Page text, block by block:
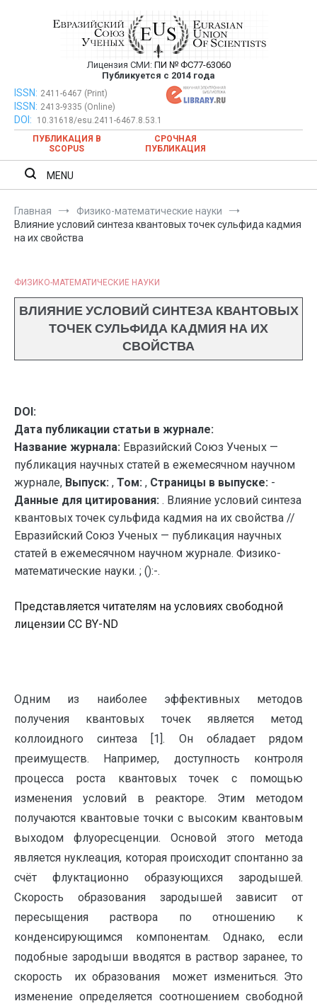
Евразийский Союз Ученых —
публикация научных статей в
ежемесячном научном журнале
Лицензия СМИ: ПИ № ФС77-63060
Публикуется с 2014 года
Евразийский Союз Ученых — публикация научных статей в
ежемесячном научном журнале
ISSN: 2411-6467 (Print)
ISSN: 2413-9335 (Online)
DOI:
10.31618/esu.2411-6467.8.53.1
ПУБЛИКАЦИЯ В
SCOPUS
СРОЧНАЯ
ПУБЛИКАЦИЯ
MENU
Главная
Физико-математические науки
Влияние условий синтеза квантовых точек сульфида кадмия
на их свойства
ФИЗИКО-МАТЕМАТИЧЕСКИЕ НАУКИ
ВЛИЯНИЕ УСЛОВИЙ СИНТЕЗА КВАНТОВЫХ
ТОЧЕК СУЛЬФИДА КАДМИЯ НА ИХ
СВОЙСТВА
DOI:
Дата публикации статьи в журнале:
Название журнала: Евразийский Союз Ученых —
публикация научных статей в ежемесячном научном
журнале, Выпуск: , Том: , Страницы в выпуске: -
Данные для цитирования: . Влияние условий синтеза
квантовых точек сульфида кадмия на их свойства //
Евразийский Союз Ученых — публикация научных
статей в ежемесячном научном журнале. Физико-
математические науки. ; ():-.
Представляется читателям на условиях свободной
лицензии CC BY-ND
Одним из наиболее эффективных методов
получения квантовых точек является метод
коллоидного синтеза [1]. Он обладает рядом
преимуществ. Например, доступность контроля
процесса роста квантовых точек с помощью
изменения условий в реакторе. Этим методом
получаются квантовые точки с высоким квантовым
выходом флуоресценции. Основой этого метода
является нуклеация, которая происходит спонтанно за
счёт флуктационно образующихся зародышей.
Скорость образования зародышей зависит от
пересыщения раствора по отношению к
конденсирующимся компонентам. Однако, если
подобные зародыши вводятся в раствор заранее, то
скорость их образования может измениться. Это
изменение определяется соотношением свободной